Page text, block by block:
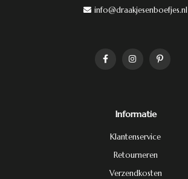
info@draakjesenboefjes.nl
Informatie
Klantenservice
Retourneren
Verzendkosten